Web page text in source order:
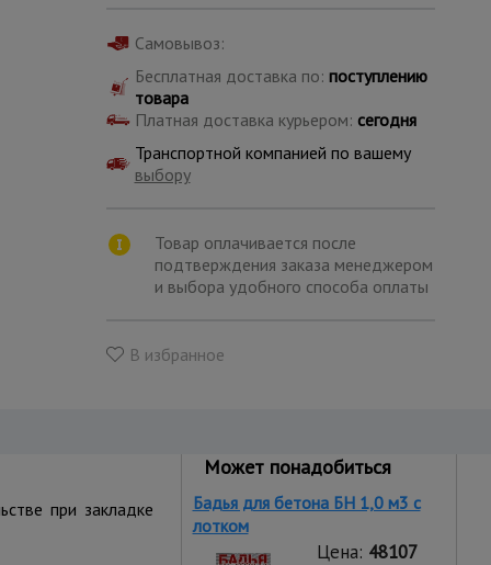
всех
Самовывоз:
Бесплатная доставка по: поступлению
товара
Платная доставка курьером: сегодня
Транспортной компанией по вашему
выбору
Товар оплачивается после
подтверждения заказа менеджером
и выбора удобного способа оплаты
В избранное
при закладке
Может понадобиться
Бадья для бетона БН 1,0 м3 c
лотком
Цена: 48107